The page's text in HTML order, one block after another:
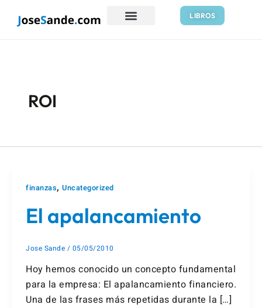
LIBROS
ROI
finanzas, Uncategorized
El apalancamiento
Jose Sande / 05/05/2010
Hoy hemos conocido un concepto fundamental
para la empresa: El apalancamiento financiero.
Una de las frases más repetidas durante la […]
de